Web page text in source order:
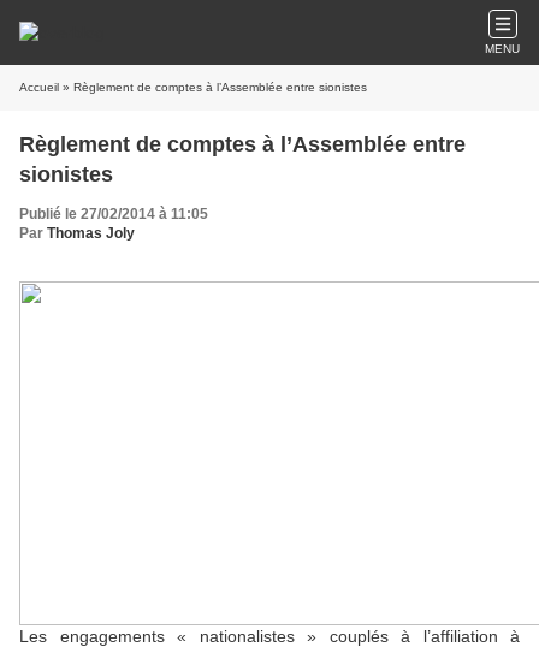
MENU
Accueil » Règlement de comptes à l’Assemblée entre sionistes
Règlement de comptes à l’Assemblée entre
sionistes
Publié le 27/02/2014 à 11:05
Par Thomas Joly
Les engagements « nationalistes » couplés à l’affiliation à